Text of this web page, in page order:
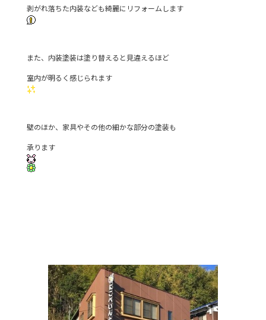
剥がれ落ちた内装なども綺麗にリフォームします
また、内装塗装は塗り替えると見違えるほど
室内が明るく感じられます
壁のほか、家具やその他の細かな部分の塗装も
承ります